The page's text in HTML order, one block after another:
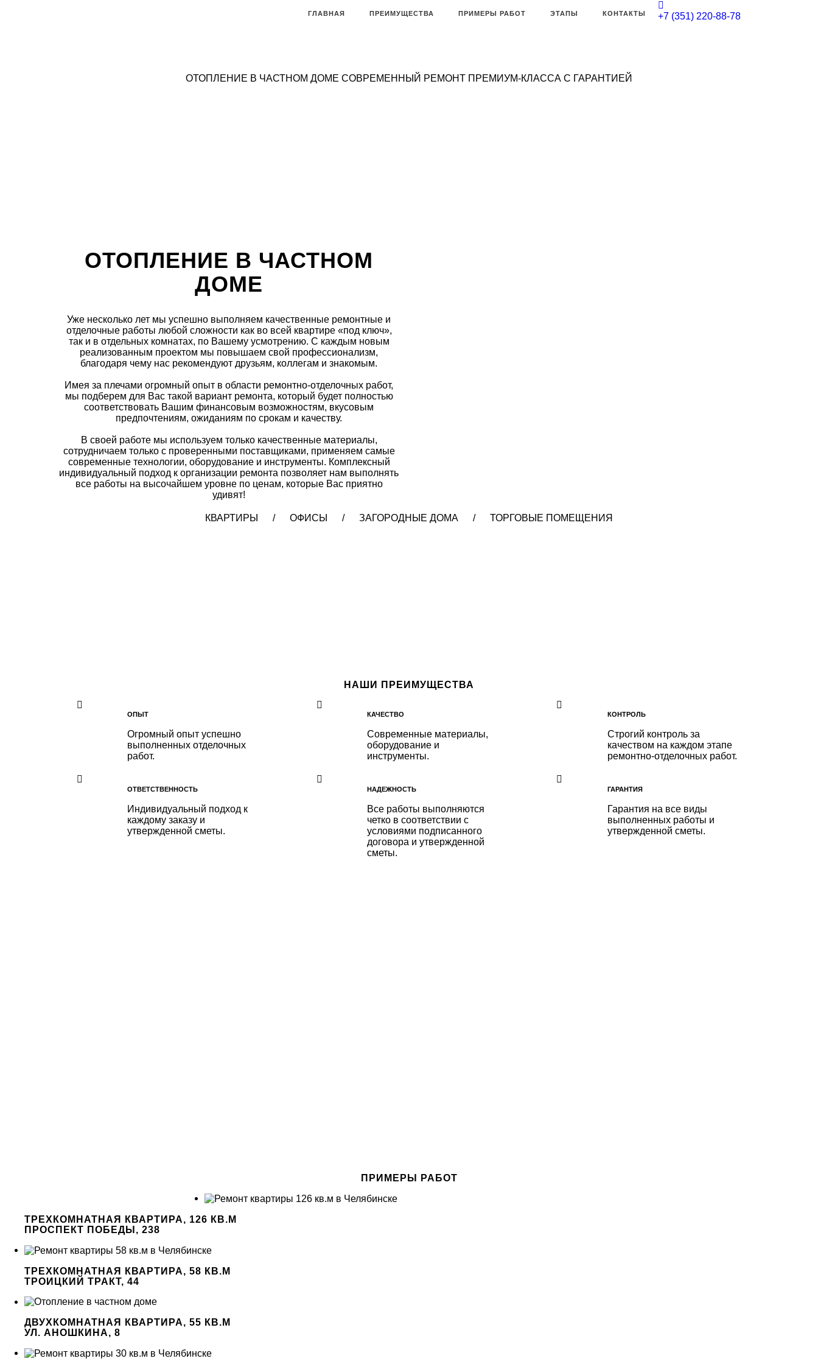
+7 (351) 220-88-78
ГЛАВНАЯ ПРЕИМУЩЕСТВА ПРИМЕРЫ РАБОТ ЭТАПЫ КОНТАКТЫ
ОТОПЛЕНИЕ В ЧАСТНОМ ДОМЕ СОВРЕМЕННЫЙ РЕМОНТ ПРЕМИУМ-КЛАССА С ГАРАНТИЕЙ
ОТОПЛЕНИЕ В ЧАСТНОМ
ДОМЕ
Уже несколько лет мы успешно выполняем качественные ремонтные и
отделочные работы любой сложности как во всей квартире «под ключ»,
так и в отдельных комнатах, по Вашему усмотрению. С каждым новым
реализованным проектом мы повышаем свой профессионализм,
благодаря чему нас рекомендуют друзьям, коллегам и знакомым.
Имея за плечами огромный опыт в области ремонтно-отделочных работ,
мы подберем для Вас такой вариант ремонта, который будет полностью
соответствовать Вашим финансовым возможностям, вкусовым
предпочтениям, ожиданиям по срокам и качеству.
В своей работе мы используем только качественные материалы,
сотрудничаем только с проверенными поставщиками, применяем самые
современные технологии, оборудование и инструменты. Комплексный
индивидуальный подход к организации ремонта позволяет нам выполнять
все работы на высочайшем уровне по ценам, которые Вас приятно
удивят!
КВАРТИРЫ / ОФИСЫ / ЗАГОРОДНЫЕ ДОМА / ТОРГОВЫЕ ПОМЕЩЕНИЯ
НАШИ ПРЕИМУЩЕСТВА
ОПЫТ
Огромный опыт успешно
выполненных отделочных
работ.
ОТВЕТСТВЕННОСТЬ
Индивидуальный подход к
каждому заказу и
утвержденной сметы.
КАЧЕСТВО
Современные материалы,
оборудование и
инструменты.
НАДЕЖНОСТЬ
Все работы выполняются
четко в соответствии с
условиями подписанного
договора и утвержденной
сметы.
КОНТРОЛЬ
Строгий контроль за
качеством на каждом этапе
ремонтно-отделочных работ.
ГАРАНТИЯ
Гарантия на все виды
выполненных работы и
утвержденной сметы.
ПРИМЕРЫ РАБОТ
ТРЕХКОМНАТНАЯ КВАРТИРА, 126 КВ.М
ПРОСПЕКТ ПОБЕДЫ, 238
ТРЕХКОМНАТНАЯ КВАРТИРА, 58 КВ.М
ТРОИЦКИЙ ТРАКТ, 44
ДВУХКОМНАТНАЯ КВАРТИРА, 55 КВ.М
УЛ. АНОШКИНА, 8